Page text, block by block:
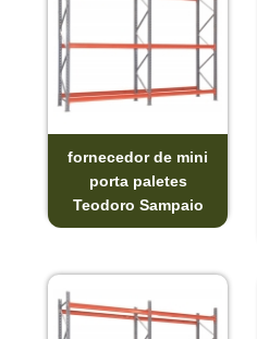
fornecedor de mini
porta paletes
Teodoro Sampaio